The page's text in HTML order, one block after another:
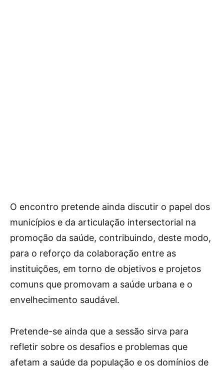
O encontro pretende ainda discutir o papel dos
municípios e da articulação intersectorial na
promoção da saúde, contribuindo, deste modo,
para o reforço da colaboração entre as
instituições, em torno de objetivos e projetos
comuns que promovam a saúde urbana e o
envelhecimento saudável.
Pretende-se ainda que a sessão sirva para
refletir sobre os desafios e problemas que
afetam a saúde da população e os domínios de